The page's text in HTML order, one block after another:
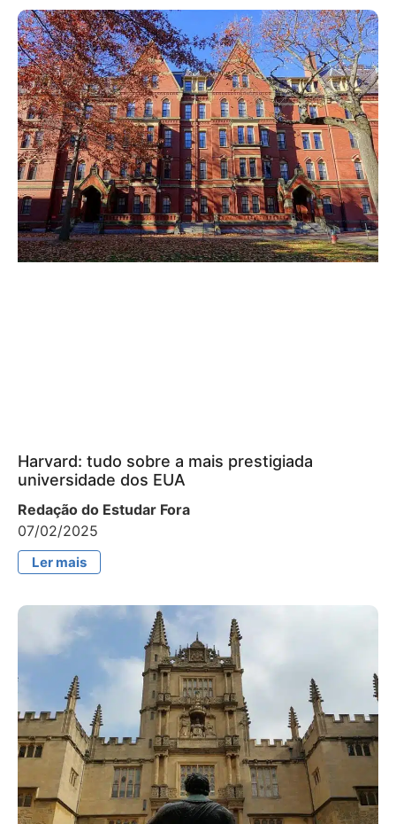
Harvard: tudo sobre a mais prestigiada
universidade dos EUA
Redação do Estudar Fora
07/02/2025
Ler mais